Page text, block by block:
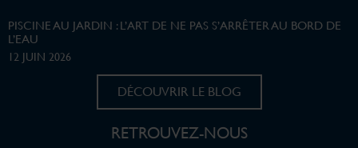
PISCINE AU JARDIN : L’ART DE NE PAS S’ARRÊTER AU BORD DE
L’EAU
12 JUIN 2026
DÉCOUVRIR LE BLOG
RETROUVEZ-NOUS